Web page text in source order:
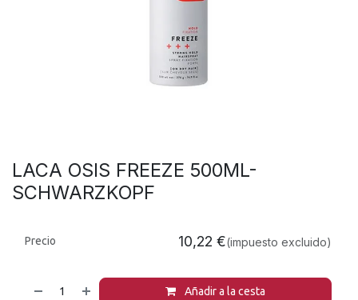
LACA OSIS FREEZE 500ML-
SCHWARZKOPF
Añadir a la cesta
Precio 10,22 €(impuesto excluido)